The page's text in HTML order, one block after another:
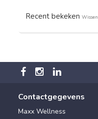
Recent bekeken Wissen
Contactgegevens
Maxx Wellness